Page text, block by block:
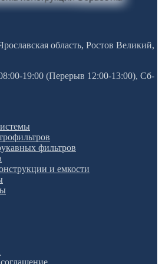
область, Ростов Великий,
19:00 (Перерыв 12:00-13:00), Сб-
фильтров
и емкости